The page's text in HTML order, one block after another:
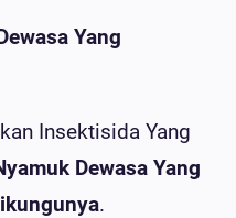
Yang
Insektisida Yang
Dewasa Yang
.